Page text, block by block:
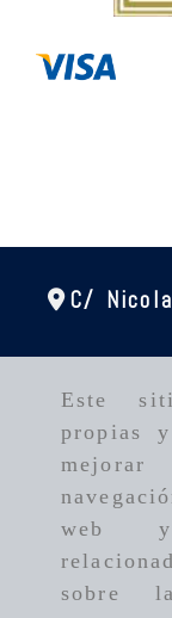
Este
propias
web y
sobre
C/